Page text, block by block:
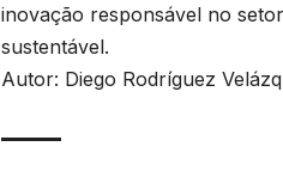
inovação responsável no
sustentável.
Autor: Diego Rodríguez